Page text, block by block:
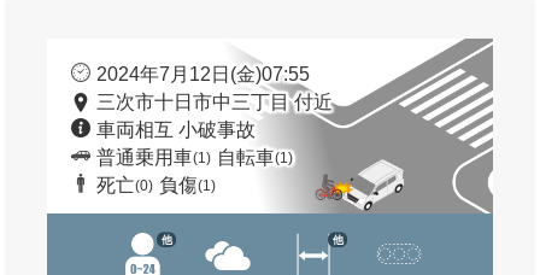
2024年7月12日(金)07:55
三次市十日市中三丁目 付近
車両相互 小破事故
普通乗用車(1) 自転車(1)
死亡(0) 負傷(1)
他 他